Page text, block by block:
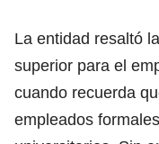
La entidad resaltó
superior para el
cuando recuerda
empleados